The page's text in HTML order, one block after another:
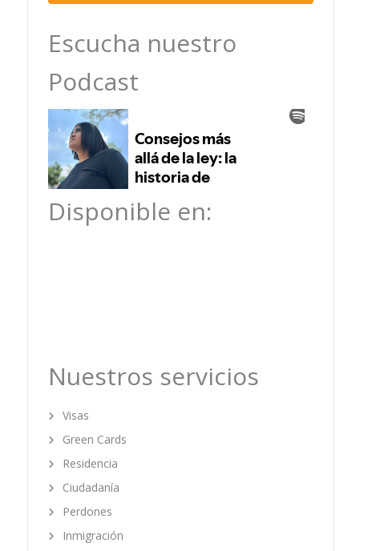
Escucha nuestro
Podcast
Disponible en:
Nuestros servicios
Visas
Green Cards
Residencia
Ciudadanía
Perdones
Inmigración